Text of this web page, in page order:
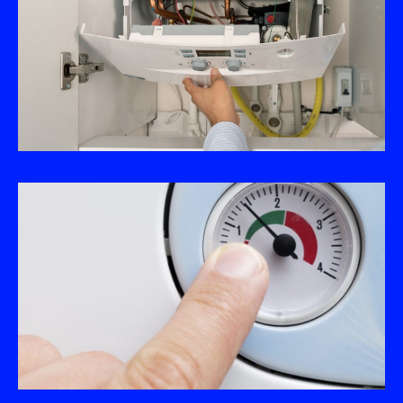
BEYLIKDÜZÜ AUER SERVISI
FATIH AUER SERVISI
SARIYER AUER SERVISI
ARNAVUTKÖY AUER SERVISI
ZEYTINBURNU AUER SERVISI
GÜNGÖREN AUER SERVISI
BAYRAMPAŞA AUER SERVISI
BÜYÜKÇEKMECE AUER SERVISI
BAKIRKÖY AUER SERVISI
SILIVRI AUER SERVISI
BEŞIKTAŞ AUER SERVISI
ÇATALCA AUER SERVISI